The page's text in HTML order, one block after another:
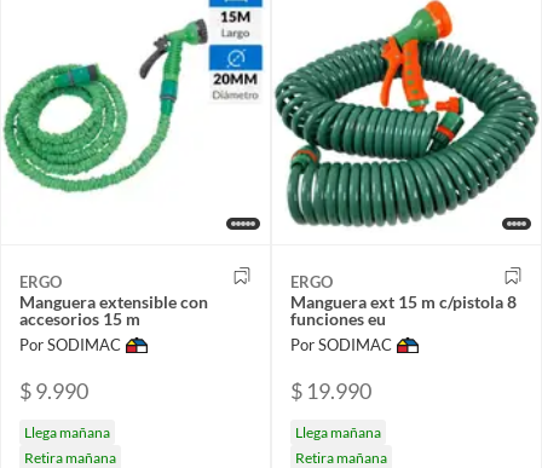
ERGO
Manguera extensible con
accesorios 15 m
Por SODIMAC
$ 9.990
Llega mañana
Retira mañana
ERGO
Manguera ext 15 m c/pistola 8
funciones eu
Por SODIMAC
$ 19.990
Llega mañana
Retira mañana